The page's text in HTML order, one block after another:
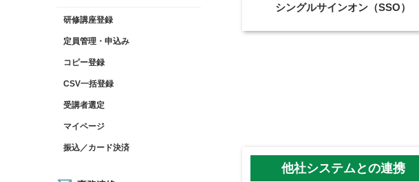
シングルサインオン（SSO）
他社システムとの連携
研修講座登録
定員管理・申込み
コピー登録
CSV一括登録
受講者選定
マイページ
振込／カード決済